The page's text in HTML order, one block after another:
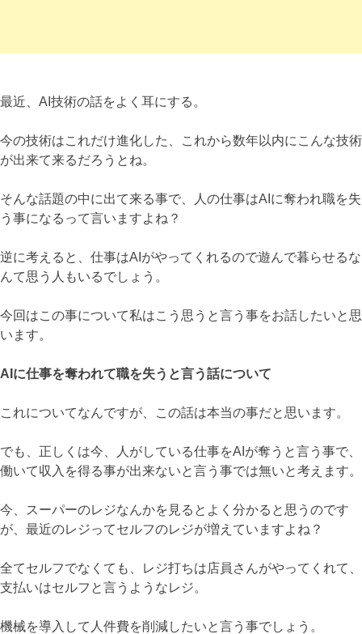
最近、AI技術の話をよく耳にする。
今の技術はこれだけ進化した、これから数年以内にこんな技術
が出来て来るだろうとね。
そんな話題の中に出て来る事で、人の仕事はAIに奪われ職を失
う事になるって言いますよね？
逆に考えると、仕事はAIがやってくれるので遊んで暮らせるな
んて思う人もいるでしょう。
今回はこの事について私はこう思うと言う事をお話したいと思
います。
AIに仕事を奪われて職を失うと言う話について
これについてなんですが、この話は本当の事だと思います。
でも、正しくは今、人がしている仕事をAIが奪うと言う事で、
働いて収入を得る事が出来ないと言う事では無いと考えます。
今、スーパーのレジなんかを見るとよく分かると思うのです
が、最近のレジってセルフのレジが増えていますよね？
全てセルフでなくても、レジ打ちは店員さんがやってくれて、
支払いはセルフと言うようなレジ。
機械を導入して人件費を削減したいと言う事でしょう。